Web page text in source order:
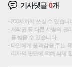
기사댓글0개
200자까지 쓰실 수 있습니
저작권 등 다른 사람의 권
를 받을 수 있습니다.
타인에게 불쾌감을 주는
리자의 판단에 의해 삭제